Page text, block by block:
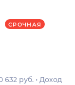
СРОЧНАЯ
руб. • Доход